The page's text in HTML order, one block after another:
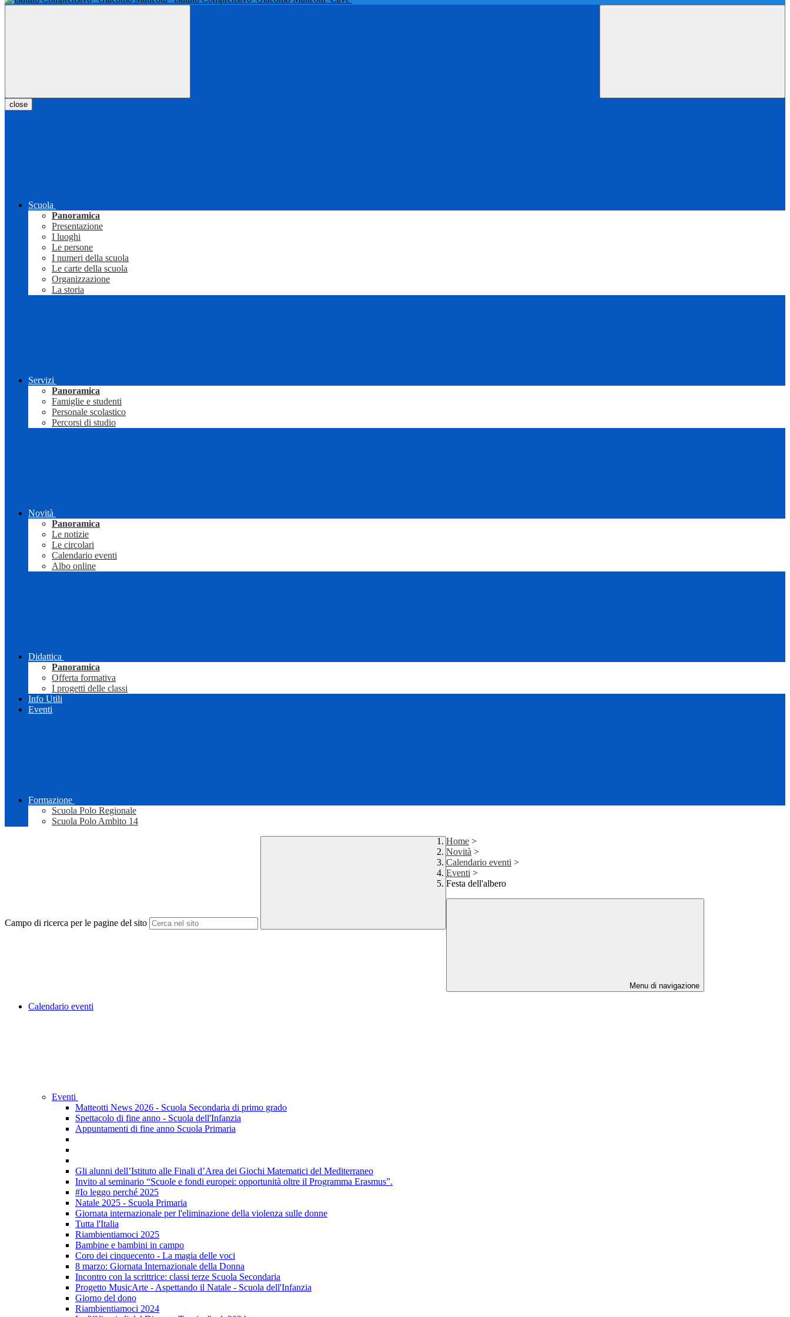
close
Scuola
Panoramica
Presentazione
I luoghi
Le persone
I numeri della scuola
Le carte della scuola
Organizzazione
La storia
Servizi
Panoramica
Famiglie e studenti
Personale scolastico
Percorsi di studio
Novità
Panoramica
Le notizie
Le circolari
Calendario eventi
Albo online
Didattica
Panoramica
Offerta formativa
I progetti delle classi
Info Utili
Eventi
Formazione
Scuola Polo Regionale
Scuola Polo Ambito 14
Campo di ricerca per le pagine del sito
Home >
Novità >
Calendario eventi >
Eventi >
Festa dell'albero
Menu di navigazione
Calendario eventi
Eventi
Matteotti News 2026 - Scuola Secondaria di primo grado
Spettacolo di fine anno - Scuola dell'Infanzia
Appuntamenti di fine anno Scuola Primaria
Gli alunni dell’Istituto alle Finali d’Area dei Giochi Matematici del Mediterraneo
Invito al seminario “Scuole e fondi europei: opportunità oltre il Programma Erasmus”.
#Io leggo perché 2025
Natale 2025 - Scuola Primaria
Giornata internazionale per l'eliminazione della violenza sulle donne
Tutta l'Italia
Riambientiamoci 2025
Bambine e bambini in campo
Coro dei cinquecento - La magia delle voci
8 marzo: Giornata Internazionale della Donna
Incontro con la scrittrice: classi terze Scuola Secondaria
Progetto MusicArte - Aspettando il Natale - Scuola dell'Infanzia
Giorno del dono
Riambientiamoci 2024